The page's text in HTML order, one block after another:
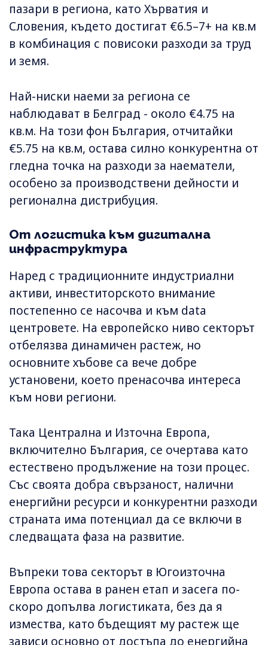
пазари в региона, като Хърватия и
Словения, където достигат €6.5–7+ на кв.м
в комбинация с повисоки разходи за труд
и земя.
Най-ниски наеми за региона се
наблюдават в Белград - около €4.75 на
кв.м. На този фон България, отчитайки
€5.75 на кв.м, остава силно конкурентна от
гледна точка на разходи за наематели,
особено за производствени дейности и
регионална дистрибуция.
От логистика към дигитална
инфраструктура
Наред с традиционните индустриални
активи, инвеститорското внимание
постепенно се насочва и към data
центровете. На европейско ниво секторът
отбелязва динамичен растеж, но
основните хъбове са вече добре
установени, което пренасочва интереса
към нови региони.
Така Централна и Източна Европа,
включително България, се очертава като
естествено продължение на този процес.
Със своята добра свързаност, налични
енергийни ресурси и конкурентни разходи
страната има потенциал да се включи в
следващата фаза на развитие.
Въпреки това секторът в Югоизточна
Европа остава в ранен етап и засега по-
скоро допълва логистиката, без да я
измества, като бъдещият му растеж ще
зависи основно от достъпа до енергийна